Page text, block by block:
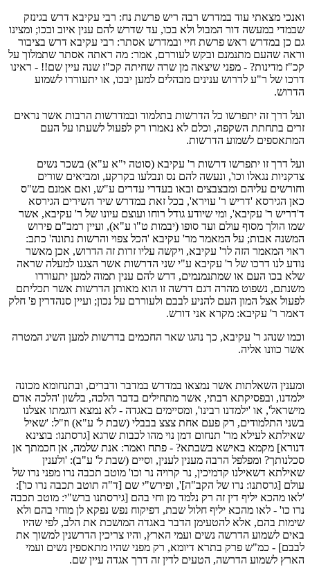
ואנכי מצאתי עוד במדרש רבה ריש פרשת נח: רבי עקיבא דרש בגינזק
שבמדי במעשה דור המבול ולא בכו, עד שדרש להם ענין איוב ובכו; ומצינו
גם כן במדרש ראש פרשת חיי ובמדרש אסתר: רבי עקיבא דרש בציבור
וראה שהעם מתנמנם ובקש לעוררם, אמר: מה ראתה אסתר שתמלוך על
קכ"ז מדינות? - מפני שיצאה מן שרה שחיתה קכ"ז שנה עיין שם!! - ראינו
דרכו של ר"ע לדרוש ענינים מבהלים למען יבכו, או יתעוררו לשמוע
הדרוש.
ועל דרך זה יתפרשו כל הדרשות בתלמוד ובמדרשות הרבות אשר נראים
זרים בתחתת השקפה, וכלם לא נאמרו רק לפעול לשעתו על העם
המתאספים לשמוע הדרשות.
ועל דרך זו יתפרשו דרשות ר' עקיבא (סוטה י"א ע"א) בשכר נשים
צדקניות נגאלו וכו', ונעשה להם נס ונבלעו בקרקע, ומביאים שורים
וחורשים עליהם ומבצבצים ובאו בעדרי עדרים ע"ש, ואם אמנם בש"ס
כאן הגירסא 'דריש ר' עוירא', בכל זאת במדרש שיר השירים הגירסא
ד'דריש ר' עקיבא', ומי שיודע גודל רוחו ועוצם עיונו של ר' עקיבא, אשר
שמו הולך מסוף עולם ועד סופו (יבמות ט"ו ע"א), ועיין רמב"ם פירוש
המשנה אבות; על המאמר מר' עקיבא 'הכל צפוי והרשות נתונה' כתב:
ראוי המאמר הזה לר' עקיבא, ויקשה עליו זרות זה הדרוש, אכן מאשר
נודע לנו דרכו של ר' עקיבא ע"י שני הדרשות אשר הצגנו למעלה שראה
שלא בכו העם או שמתנמנמים, דרש להם ענין תמוה למען יתעוררו
משנתם, נשפוט מהרה דגם דרשה זו הוא מאותן הדרשות אשר תכליתם
לפעול אצל המון העם להניע לבבם ולעוררם על נכון; ועיין סנהדרין פ' חלק
דאמר ר' עקיבא: מקרא אני דורש.
וכמו שנהג ר' עקיבא, כך נהגו שאר החכמים בדרשות למען השיג המטרה
אשר כוונו אליה.
ומענין השאלתות אשר נמצאו במדרש במדבר ודברים, ובתנחומא מכונה
ילמדנו, ובפסיקתא רבתי, אשר מתחילים בדבר הלכה, בלשון 'הלכה אדם
מישראל', או 'ילמדנו רבינו', ומסיימים באגדה - לא נמצא דוגמתו אצלנו
בשני התלמודים, רק פעם אחת צצצ בבבלי (שבת ל' ע"א) וז"ל: 'שאיל
שאילתא לעילא מר' תנחום דמן נוי מהו לכבות שרגא [גרסתנו: בוצינא
דנורא] מקמא באישא בשבתא? - פתח ואמר: אנת שלמה, אן חכמתך אן
סכלנותך? ומפלפל הרבה מענין לענין, וסיים (שבת ל' ע"ב): 'ולענין
שאילתא דשאילנו קדמיכין, נר קרויה נר וכו' מוטב תכבה נרו מפני נרו של
עולם [גרסתנו: נרו של הקב"ה]', ופירש"י שם [ד"ה תוטב תכבה נרו כו']:
'לאו מהכא יליף דין זה רק נלמד מן וחי בהם [גירסתנו ברש"י: מוטב תכבה
נרו כו' - לאו מהכא יליף חלול שבת, דפיקוח נפש נפקא לן מוחי בהם ולא
שימות בהם, אלא להטעימן הדבר באגדה המושכת את הלב, לפי שהיו
באים לשמוע הדרשה נשים ועמי הארץ, והיו צריכין הדרשנין למשוך את
לבבם] - כמ"ש פרק בתרא דיומא, רק מפני שהיו מתאספין נשים ועמי
הארץ לשמוע הדרשה, הטעים לדין זה דרך אגדה עיין שם.